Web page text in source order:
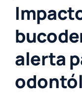
alerta